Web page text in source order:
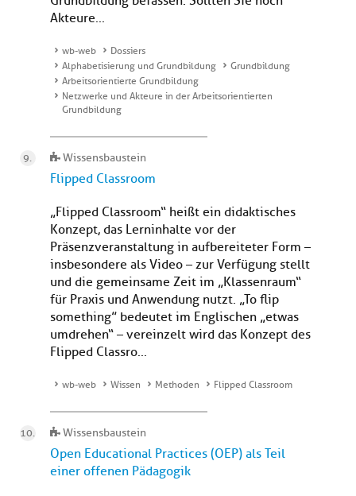
Akteure...
wb-web
Dossiers
Alphabetisierung und Grundbildung
Grundbildung
Arbeitsorientierte Grundbildung
Netzwerke und Akteure in der Arbeitsorientierten
Grundbildung
Wissensbaustein
Flipped Classroom
„Flipped Classroom“ heißt ein didaktisches
Konzept, das Lerninhalte vor der
Präsenzveranstaltung in aufbereiteter Form –
insbesondere als Video – zur Verfügung stellt
und die gemeinsame Zeit im „Klassenraum“
für Praxis und Anwendung nutzt. „To flip
something” bedeutet im Englischen „etwas
umdrehen“ – vereinzelt wird das Konzept des
Flipped Classro...
wb-web Wissen Methoden Flipped Classroom
Wissensbaustein
Open Educational Practices (OEP) als Teil
einer offenen Pädagogik